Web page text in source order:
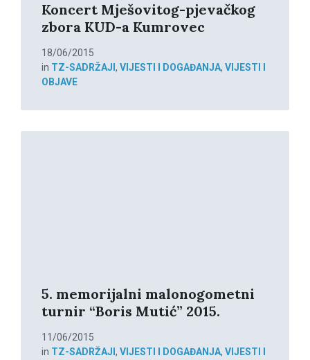
Koncert Mješovitog-pjevačkog
zbora KUD-a Kumrovec
18/06/2015
in TZ-SADRŽAJI , VIJESTI I DOGAĐANJA, VIJESTI I
OBJAVE
5. memorijalni malonogometni
turnir “Boris Mutić” 2015.
11/06/2015
in TZ-SADRŽAJI , VIJESTI I DOGAĐANJA, VIJESTI I
Read